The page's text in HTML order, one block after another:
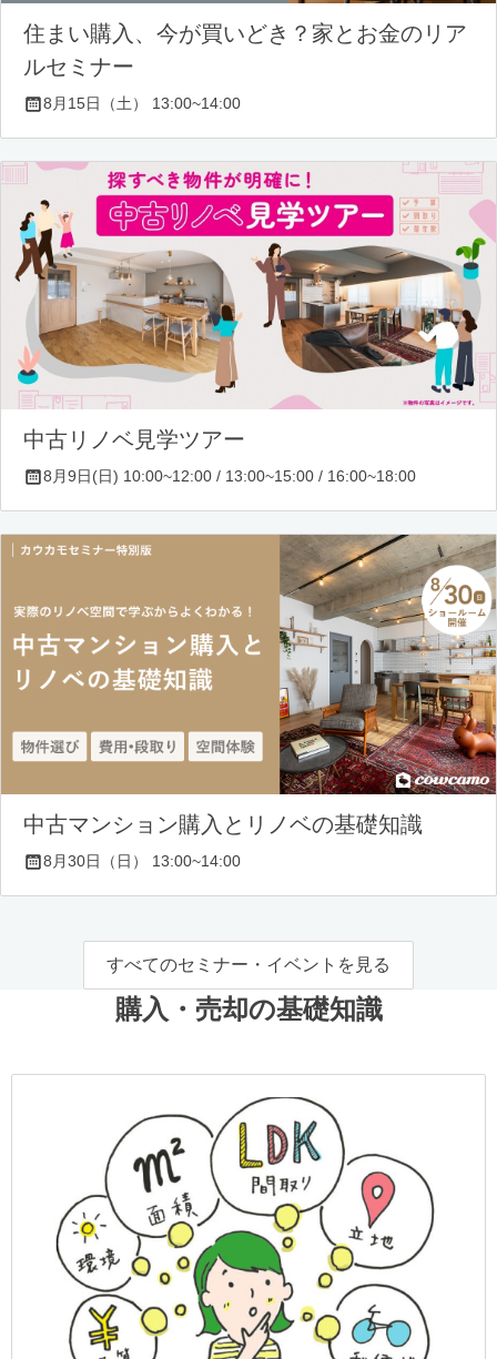
住まい購入、今が買いどき？家とお金のリア
ルセミナー
8月15日（土） 13:00~14:00
中古リノベ見学ツアー
8月9日(日) 10:00~12:00 / 13:00~15:00 / 16:00~18:00
中古マンション購入とリノベの基礎知識
8月30日（日） 13:00~14:00
すべてのセミナー・イベントを見る
購入・売却の基礎知識